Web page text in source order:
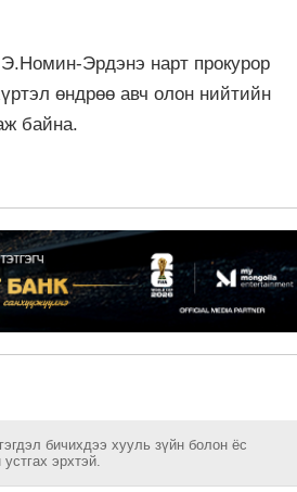
Эрдэнэ нарт прокурор
өндрөө авч олон нийтийн
байна.
бичихдээ хууль зүйн болон ёс
эрхтэй.